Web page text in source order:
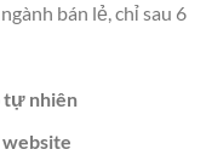
ngành bán lẻ, chỉ sau 6
tự nhiên